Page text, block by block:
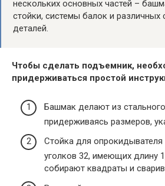
нескольких основных частей –
стойки, системы балок и различных
деталей.
Чтобы сделать подъемник,
придерживаться простой
Башмак делают из
придерживаясь размеров,
Стойка для опрокидывателя
уголков 32, имеющих длину
собирают квадраты и